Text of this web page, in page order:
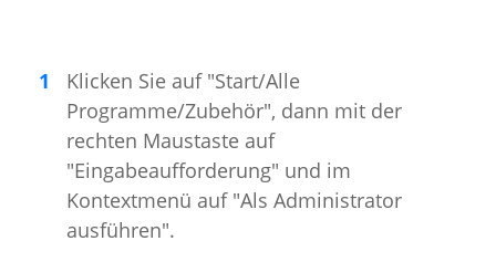
Klicken Sie auf "Start/Alle
Programme/Zubehör", dann mit der
rechten Maustaste auf
"Eingabeaufforderung" und im
Kontextmenü auf "Als Administrator
ausführen".